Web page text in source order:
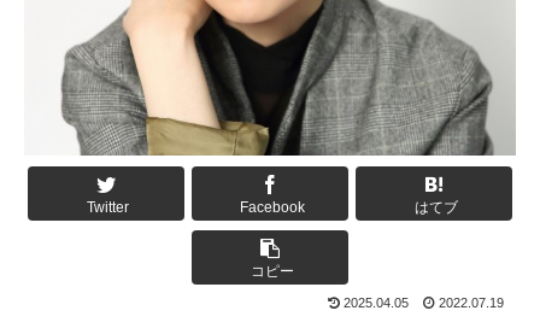
Twitter Facebook はてブ
コピー
2025.04.05 2022.07.19